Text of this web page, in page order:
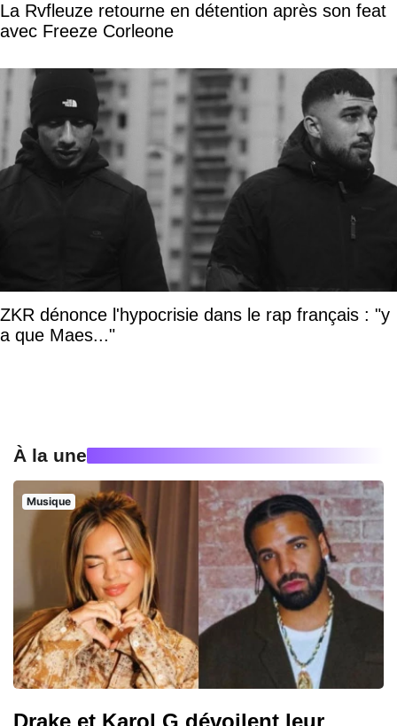
La Rvfleuze retourne en détention après son feat
avec Freeze Corleone
ZKR dénonce l'hypocrisie dans le rap français : "y
a que Maes..."
À la une
Musique